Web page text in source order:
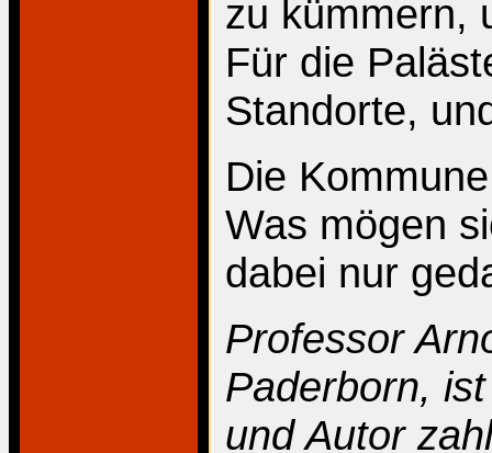
zu kümmern,
Für die
Standorte,
Die
Was mögen
dabei nur
Professor
Paderborn, ist
und Autor